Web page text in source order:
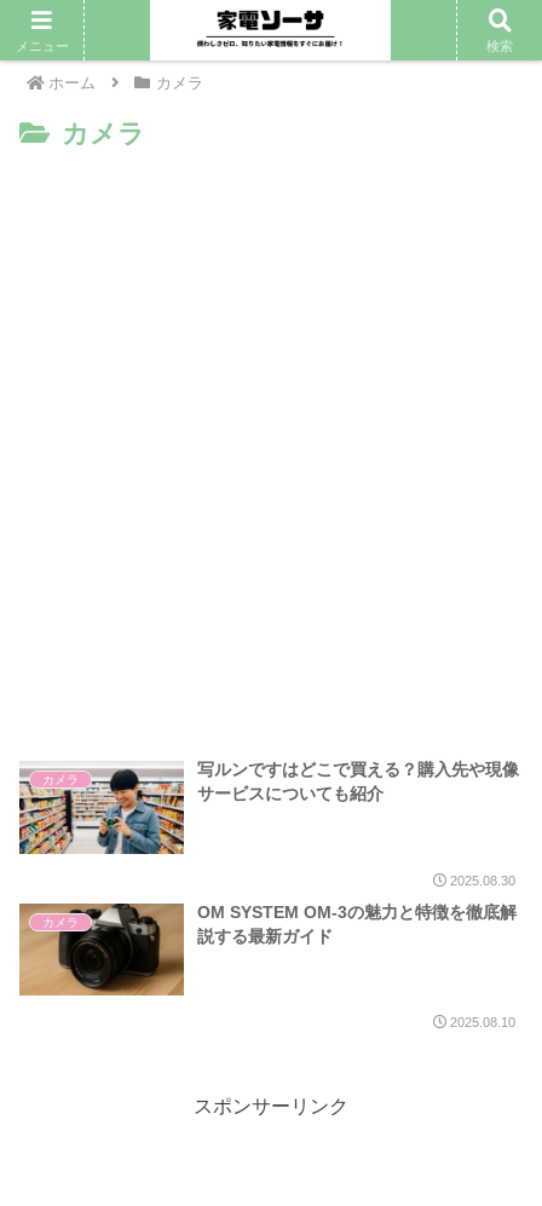
ホーム カメラ
カメラ
カメラ
写ルンですはどこで買える？購入先や現像
サービスについても紹介
2025.08.30
カメラ
OM SYSTEM OM-3の魅力と特徴を徹底解
説する最新ガイド
2025.08.10
スポンサーリンク
メニュー 検索